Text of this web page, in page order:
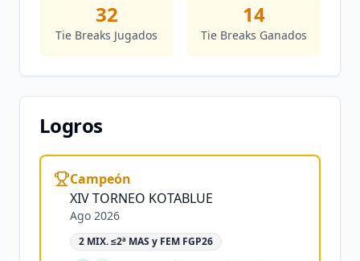
32
Tie Breaks Jugados
14
Tie Breaks Ganados
Logros
Campeón
XIV TORNEO KOTABLUE
Ago 2026
2 MIX. ≤2ª MAS y FEM FGP26